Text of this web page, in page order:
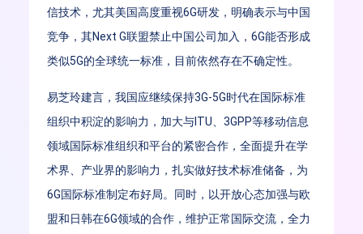
信技术，尤其美国高度重视6G研发，明确表示与中国
竞争，其Next G联盟禁止中国公司加入，6G能否形成
类似5G的全球统一标准，目前依然存在不确定性。
易芝玲建言，我国应继续保持3G-5G时代在国际标准
组织中积淀的影响力，加大与ITU、3GPP等移动信息
领域国际标准组织和平台的紧密合作，全面提升在学
术界、产业界的影响力，扎实做好技术标准储备，为
6G国际标准制定布好局。同时，以开放心态加强与欧
盟和日韩在6G领域的合作，维护正常国际交流，全力